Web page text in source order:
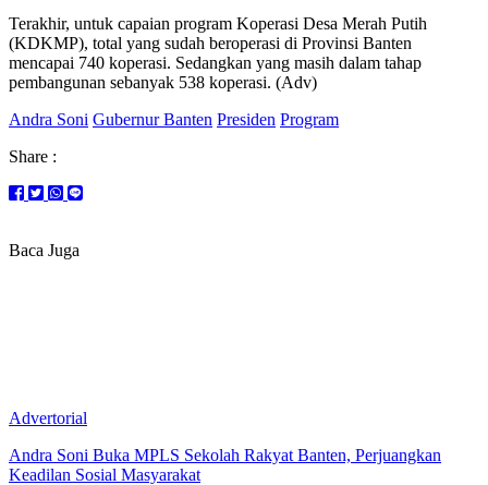
‎Terakhir, untuk capaian program Koperasi Desa Merah Putih
(KDKMP), total yang sudah beroperasi di Provinsi Banten
mencapai 740 koperasi. Sedangkan yang masih dalam tahap
pembangunan sebanyak 538 koperasi. (Adv)
Andra Soni Gubernur Banten Presiden Program
Share :
Baca Juga
Advertorial
Andra Soni Buka MPLS Sekolah Rakyat Banten, Perjuangkan
Keadilan Sosial Masyarakat